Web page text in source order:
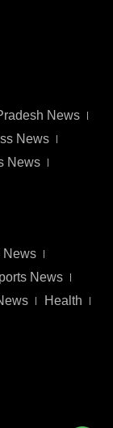
News
News
News
News
News
Health